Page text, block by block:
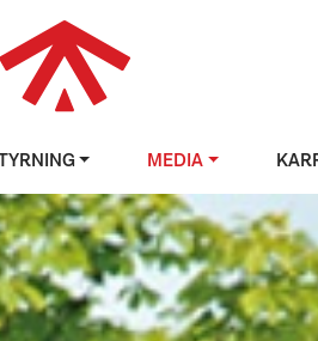
MEDIA